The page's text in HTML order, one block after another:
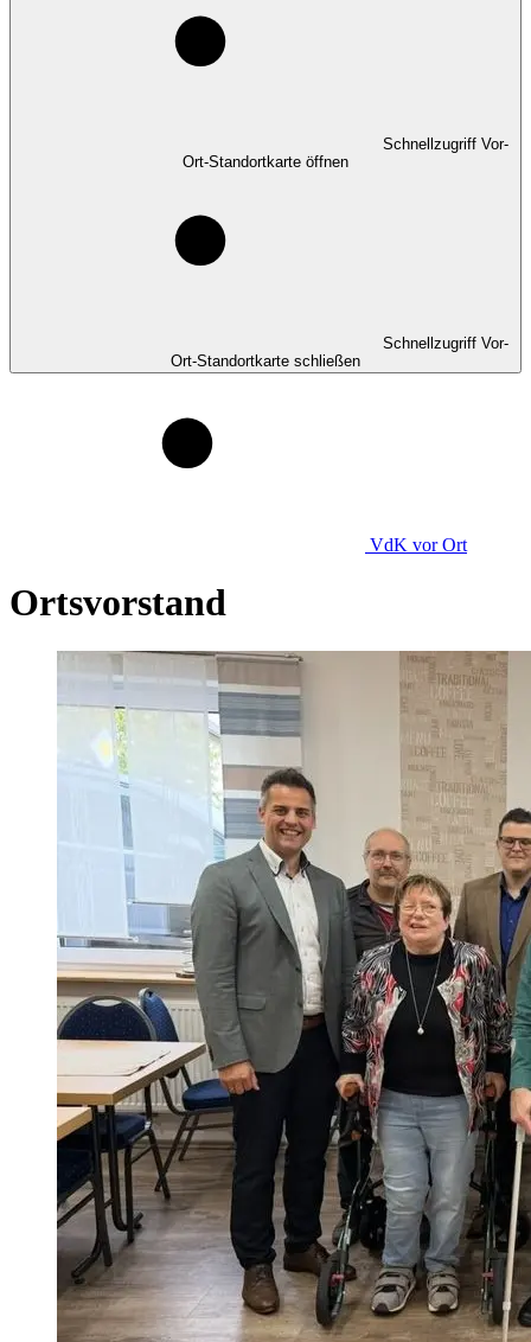
Schnellzugriff Vor-
Ort-Standortkarte öffnen
Schnellzugriff Vor-
Ort-Standortkarte schließen
VdK vor Ort
Ortsvorstand